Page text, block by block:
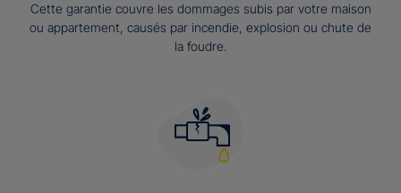
Cette garantie couvre les dommages subis par votre maison
ou appartement, causés par incendie, explosion ou chute de
la foudre.